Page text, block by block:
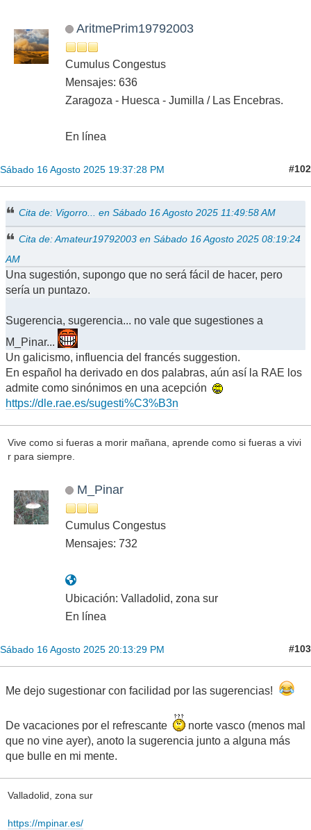
AritmePrim19792003
Cumulus Congestus
Mensajes: 636
Zaragoza - Huesca - Jumilla / Las Encebras.
En línea
Sábado 16 Agosto 2025 19:37:28 PM #102
Cita de: Vigorro... en Sábado 16 Agosto 2025 11:49:58 AM
Cita de: Amateur19792003 en Sábado 16 Agosto 2025 08:19:24
AM
Una sugestión, supongo que no será fácil de hacer, pero
sería un puntazo.
Sugerencia, sugerencia... no vale que sugestiones a
M_Pinar...
Un galicismo, influencia del francés suggestion.
En español ha derivado en dos palabras, aún así la RAE los
admite como sinónimos en una acepción
https://dle.rae.es/sugesti%C3%B3n
Vive como si fueras a morir mañana, aprende como si fueras a vivi
r para siempre.
M_Pinar
Cumulus Congestus
Mensajes: 732
Ubicación: Valladolid, zona sur
En línea
Sábado 16 Agosto 2025 20:13:29 PM #103
Me dejo sugestionar con facilidad por las sugerencias!
De vacaciones por el refrescante
norte vasco (menos mal
que no vine ayer), anoto la sugerencia junto a alguna más
que bulle en mi mente.
Valladolid, zona sur
https://mpinar.es/